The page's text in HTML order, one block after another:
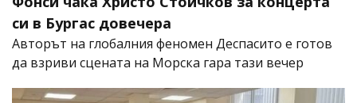
си в Бургас довечера
Авторът на глобалния феномен Деспасито е готов
да взриви сцената на Морска гара тази вечер